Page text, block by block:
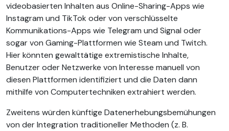
videobasierten Inhalten aus Online-Sharing-Apps wie
Instagram und TikTok oder von verschlüsselte
Kommunikations-Apps wie Telegram und Signal oder
sogar von Gaming-Plattformen wie Steam und Twitch.
Hier könnten gewalttätige extremistische Inhalte,
Benutzer oder Netzwerke von Interesse manuell von
diesen Plattformen identifiziert und die Daten dann
mithilfe von Computertechniken extrahiert werden.
Zweitens würden künftige Datenerhebungsbemühungen
von der Integration traditioneller Methoden (z. B.